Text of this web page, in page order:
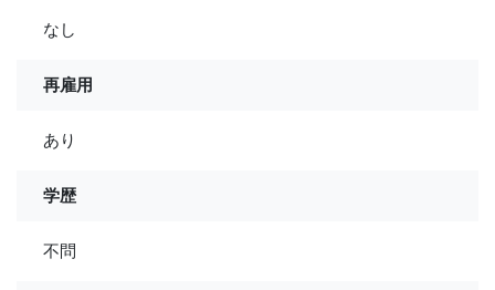
なし
再雇用
あり
学歴
不問